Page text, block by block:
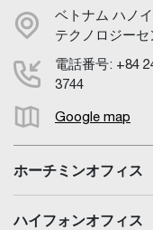
ベトナム ハノ
テクノロジー
電話番号: +84
3744
Google map
ホーチミンオフィス
ハイフォンオフィス